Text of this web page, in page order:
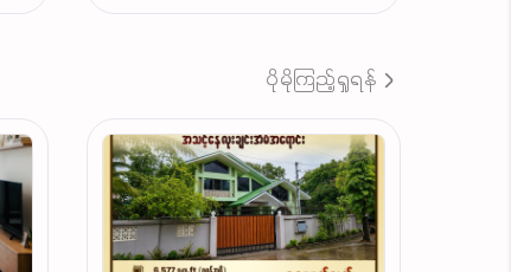
ပိုမိုကြည့်ရှုရန်